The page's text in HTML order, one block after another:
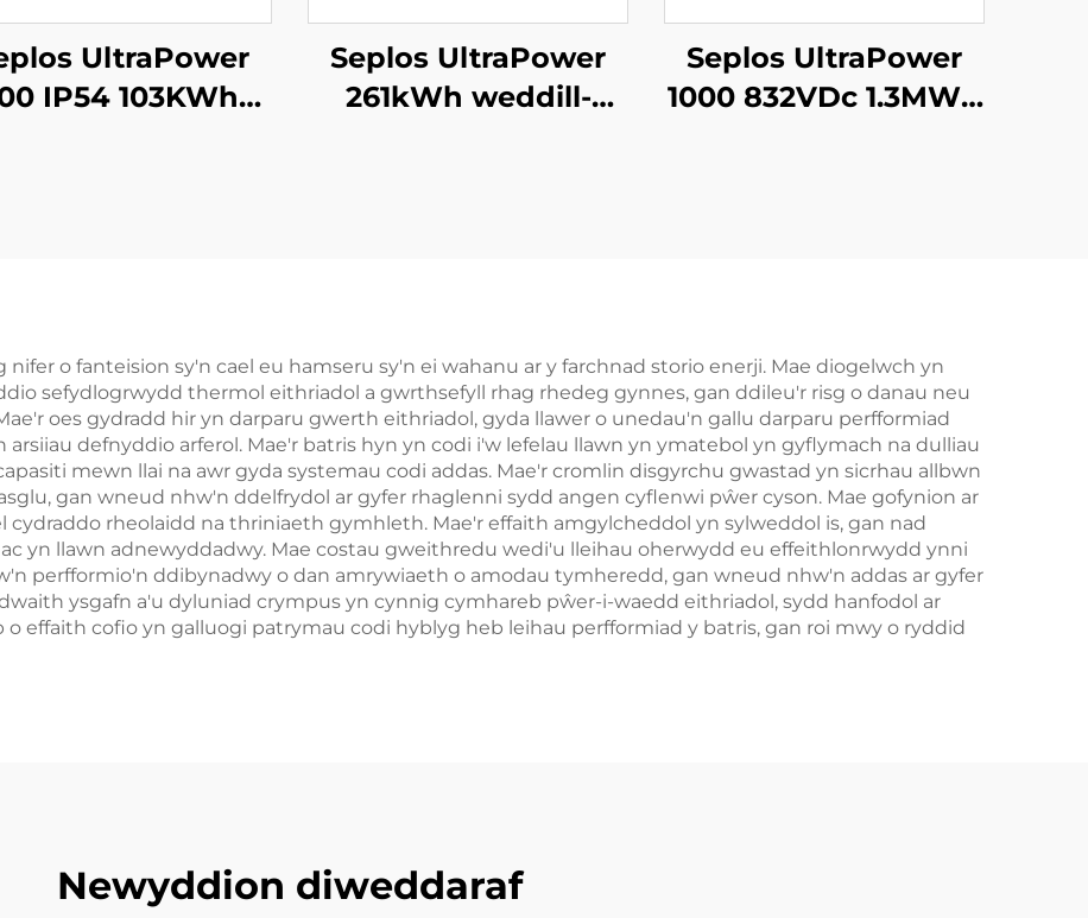
UltraPower
IP54 103KWh
Seplos UltraPower
261kWh weddill-
Microgrids Storio
Ynni Diwydiant
Seplos UltraPower
1000 832VDc 1.3MWh
o fanteision sy'n cael eu hamseru sy'n ei wahanu ar y farchnad storio enerji. Mae diogelwch yn
sefydlogrwydd thermol eithriadol a gwrthsefyll rhag rhedeg gynnes, gan ddileu'r risg o danau neu
oes gydradd hir yn darparu gwerth eithriadol, gyda llawer o unedau'n gallu darparu perfformiad
defnyddio arferol. Mae'r batris hyn yn codi i'w lefelau llawn yn ymatebol yn gyflymach na dulliau
mewn llai na awr gyda systemau codi addas. Mae'r cromlin disgyrchu gwastad yn sicrhau allbwn
gan wneud nhw'n ddelfrydol ar gyfer rhaglenni sydd angen cyflenwi pŵer cyson. Mae gofynion ar
cydraddo rheolaidd na thriniaeth gymhleth. Mae'r effaith amgylcheddol yn sylweddol is, gan nad
yn llawn adnewyddadwy. Mae costau gweithredu wedi'u lleihau oherwydd eu effeithlonrwydd ynni
perfformio'n ddibynadwy o dan amrywiaeth o amodau tymheredd, gan wneud nhw'n addas ar gyfer
ysgafn a'u dyluniad crympus yn cynnig cymhareb pŵer-i-waedd eithriadol, sydd hanfodol ar
effaith cofio yn galluogi patrymau codi hyblyg heb leihau perfformiad y batris, gan roi mwy o ryddid
Newyddion diweddaraf